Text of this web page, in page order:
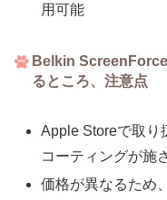
用可能
Belkin
るところ、注意点
Apple Storeで取り
コーティングが施
価格が異なるため